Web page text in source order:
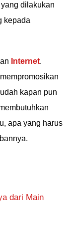
dilakukan
kepada
Internet.
kapan pun
apa yang harus
dari Main